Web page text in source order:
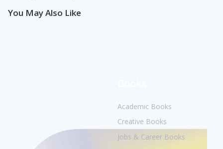
You May Also Like
Academic Books
Creative Books
Jobs & Career Books